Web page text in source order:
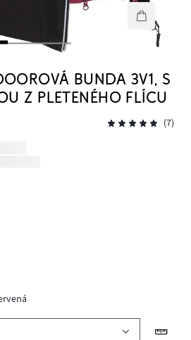
BUNDA 3V1, S
Z PLETENÉHO FLÍCU
(7)